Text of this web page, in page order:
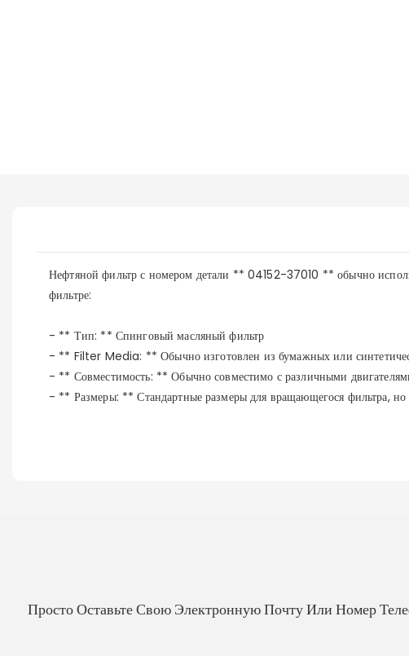
Нефтяной фильтр с номером детали ** 04152-37010 ** обычно
фильтре:
- ** Тип: ** Спинговый масляный фильтр
- ** Filter Media: ** Обычно изготовлен из бумажных или
- ** Совместимость: ** Обычно совместимо с различными
- ** Размеры: ** Стандартные размеры для вращающегося фильтра, но
Просто Оставьте Свою Электронную Почту Или Номер